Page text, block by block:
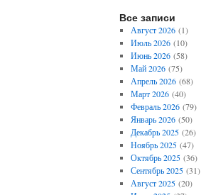
Все записи
Август 2026(1)
Июль 2026(10)
Июнь 2026(58)
Май 2026(75)
Апрель 2026(68)
Март 2026(40)
Февраль 2026(79)
Январь 2026(50)
Декабрь 2025(26)
Ноябрь 2025(47)
Октябрь 2025(36)
Сентябрь 2025(31)
Август 2025(20)